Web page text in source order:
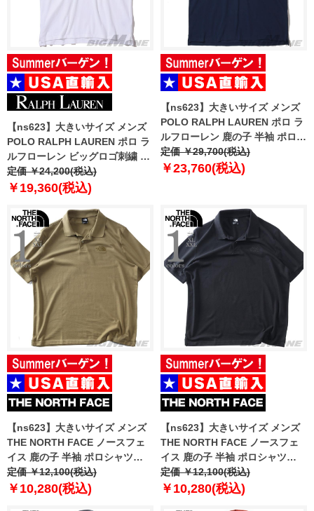
【ns623】大きいサイズ メンズ
POLO RALPH LAUREN ポロ ラ
ルフローレン ビッグロゴ刺繍 鹿
の子 半袖 ポロシャツ USA直輸入
710688969-003
定価 ￥24,200(税込)
￥19,360(税込)
【ns623】大きいサイズ メンズ
POLO RALPH LAUREN ポロ ラ
ルフローレン 鹿の子 半袖 ポロシ
ャツ USA直輸入 710p04982-001
定価 ￥29,700(税込)
￥23,760(税込)
【ns623】大きいサイズ メンズ
THE NORTH FACE ノースフェ
イス 鹿の子 半袖 ポロシャツ
ESS RG POLO USA直輸入
nf0a8c1p-2el
定価 ￥12,100(税込)
￥10,280(税込)
【ns623】大きいサイズ メンズ
THE NORTH FACE ノースフェ
イス 鹿の子 半袖 ポロシャツ
ESS RG POLO USA直輸入
nf0a8c1p-jk3
定価 ￥12,100(税込)
￥10,280(税込)